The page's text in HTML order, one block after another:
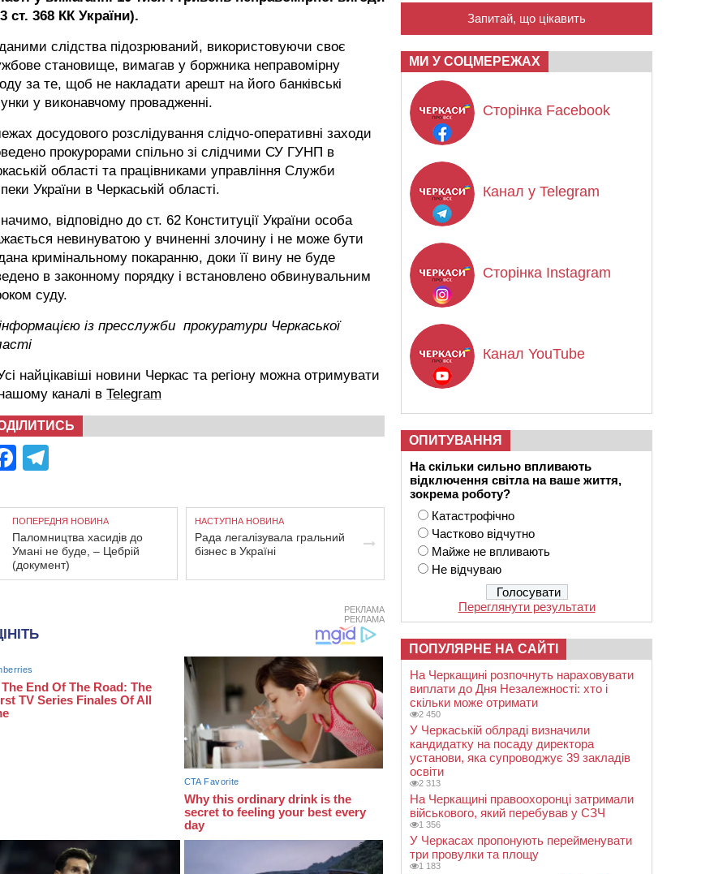
ст. 368 КК України).
слідства підозрюваний, використовуючи своє
становище, вимагав у боржника неправомірну
за те, щоб не накладати арешт на його банківські
у виконавчому провадженні.
досудового розслідування слідчо-оперативні заходи
прокурорами спільно зі слідчими СУ ГУНП в
області та працівниками управління Служби
України в Черкаській області.
відповідно до ст. 62 Конституції України особа
невинуватою у вчиненні злочину і не може бути
кримінальному покаранню, доки її вину не буде
в законному порядку і встановлено обвинувальним
суду.
із пресслужби прокуратури Черкаської
найцікавіші новини Черкас та регіону можна отримувати
каналі в Telegram
Facebook
ПОПЕРЕДНЯ НОВИНА
Паломництва хасидів до
Умані не буде, – Цебрій
(документ)
НАСТУПНА НОВИНА
Рада легалізувала гральний
бізнес в Україні
РЕКЛАМА
РЕКЛАМА
Запитай, що цікавить
МИ У СОЦМЕРЕЖАХ
Сторінка Facebook
Канал у Telegram
Сторінка Instagram
Канал YouTube
ОПИТУВАННЯ
На скільки сильно впливають
відключення світла на ваше життя,
зокрема роботу?
Катастрофічно
Частково відчутно
Майже не впливають
Не відчуваю
Переглянути результати
ПОПУЛЯРНЕ НА САЙТІ
На Черкащині розпочнуть нараховувати
виплати до Дня Незалежності: хто і
скільки може отримати
2 450
У Черкаській облраді визначили
кандидатку на посаду директора
установи, яка супроводжує 39 закладів
освіти
2 313
На Черкащині правоохоронці затримали
військового, який перебував у СЗЧ
1 356
У Черкасах пропонують перейменувати
три провулки та площу
1 183